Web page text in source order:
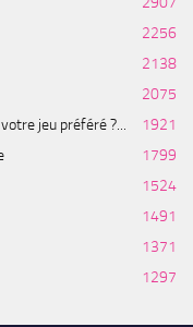
2256
2138
2075
jeu préféré ?...
1921
1799
1524
1491
1371
1297